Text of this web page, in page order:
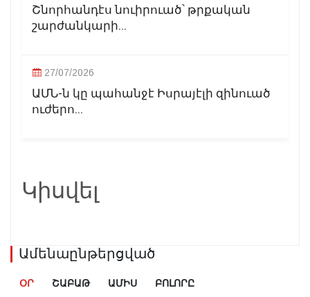
Շնորհանդէս նուիրուած՝ թրքական
շարժանկարի...
27/07/2026
ԱՄՆ-ն կը պահանջէ Իսրայէլի զինուած
ուժերո...
Կիսվել
Ամենաընթերցված
ՕՐ ՇԱԲԱԹ ԱՄԻՍ ԲՈԼՈՐԸ